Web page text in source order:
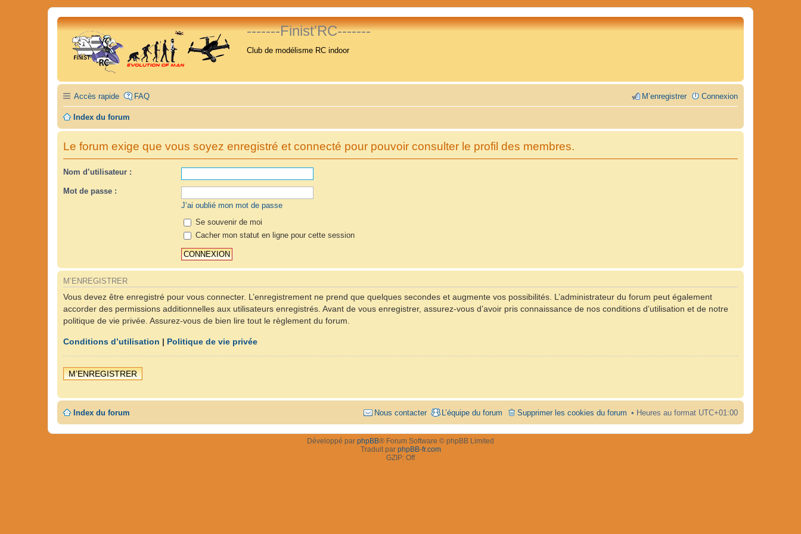
-------Finist'RC-------
Club de modélisme RC indoor
Accès rapide FAQ Connexion
M’enregistrer
Index du forum
Le forum exige que vous soyez enregistré et connecté pour pouvoir consulter le profil des membres.
Nom d’utilisateur :
Mot de passe :
J’ai oublié mon mot de passe
Se souvenir de moi
Cacher mon statut en ligne pour cette session
M’ENREGISTRER
Vous devez être enregistré pour vous connecter. L’enregistrement ne prend que quelques secondes et augmente vos possibilités. L’administrateur du forum peut également
accorder des permissions additionnelles aux utilisateurs enregistrés. Avant de vous enregistrer, assurez-vous d’avoir pris connaissance de nos conditions d’utilisation et de notre
politique de vie privée. Assurez-vous de bien lire tout le règlement du forum.
Conditions d’utilisation | Politique de vie privée
M’ENREGISTRER
Index du forum Heures au format UTC+01:00
Supprimer les cookies du forum
L’équipe du forum
Nous contacter
Développé par phpBB® Forum Software © phpBB Limited
Traduit par phpBB-fr.com
GZIP: Off